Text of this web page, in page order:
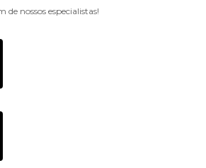
nossos especialistas!